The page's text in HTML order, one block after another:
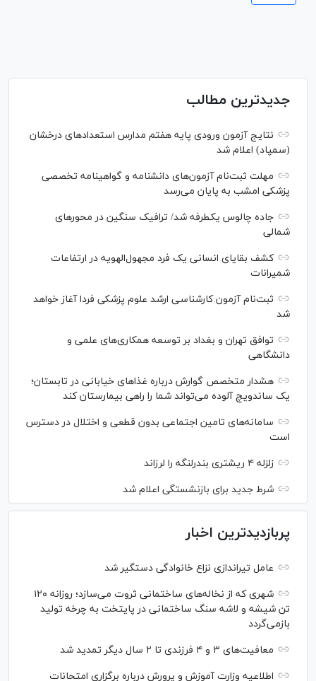
جدیدترین مطالب
نتایج آزمون ورودی پایه هفتم مدارس استعدادهای درخشان
(سمپاد) اعلام شد
مهلت ثبت‌نام آزمون‌های دانشنامه و گواهینامه تخصصی
پزشکی امشب به پایان می‌رسد
جاده چالوس یکطرفه شد/ ترافیک سنگین در محورهای
شمالی
کشف بقایای انسانی یک فرد مجهول‌الهویه در ارتفاعات
شمیرانات
ثبت‌نام آزمون کارشناسی ارشد علوم پزشکی فردا آغاز خواهد
شد
توافق تهران و بغداد بر توسعه همکاری‌های علمی و
دانشگاهی
هشدار متخصص گوارش درباره غذا‌های خیابانی در تابستان؛
یک ساندویچ آلوده می‌تواند شما را راهی بیمارستان کند
سامانه‌های تامین اجتماعی بدون قطعی و اختلال در دسترس
است
زلزله ۴ ریشتری بندرلنگه را لرزاند
شرط جدید برای بازنشستگی اعلام شد
پربازدیدترین اخبار
عامل تیراندازی نزاع خانوادگی دستگیر شد
شهری که از نخاله‌های ساختمانی ثروت می‌سازد؛ روزانه ۱۲۰
تن شیشه و لاشه سنگ ساختمانی در پایتخت به چرخه تولید
بازمی‌گردد
معافیت‌های ۳ و ۴ فرزندی تا ۲ سال دیگر تمدید شد
اطلاعیه وزارت آموزش و پرورش درباره برگزاری امتحانات